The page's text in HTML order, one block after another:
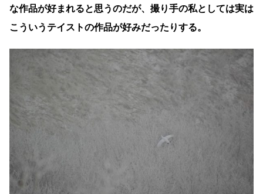
な作品が好まれると思うのだが、撮り手の私としては実は
こういうテイストの作品が好みだったりする。